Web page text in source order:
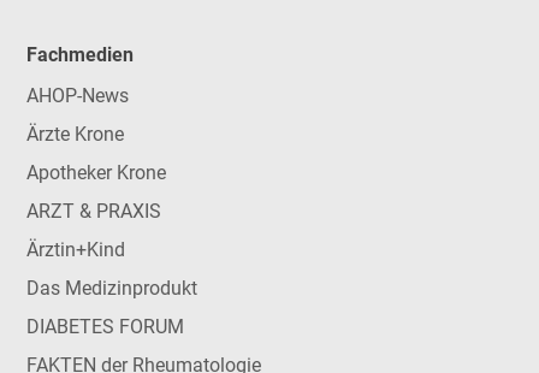
Fachmedien
AHOP-News
Ärzte Krone
Apotheker Krone
ARZT & PRAXIS
Ärztin+Kind
Das Medizinprodukt
DIABETES FORUM
FAKTEN der Rheumatologie